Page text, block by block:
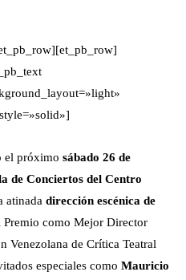
el próximo sábado 26 de
de Conciertos del Centro
atinada dirección escénica de
Premio como Mejor Director
Venezolana de Crítica Teatral
especiales como Mauricio